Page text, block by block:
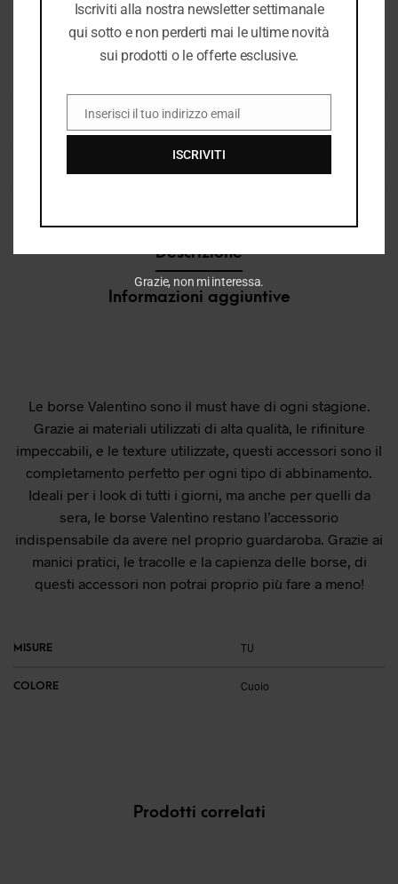
BORSE & ACCESSORI DONNA ,BORSE DONNA
E26,E26 DONNA,NUOVI ARRIVI
Descrizione
Informazioni aggiuntive
Le borse Valentino sono il must have di ogni stagione.
Grazie ai materiali utilizzati di alta qualità, le rifiniture
impeccabili, e le texture utilizzate, questi accessori sono il
completamento perfetto per ogni tipo di abbinamento.
Ideali per i look di tutti i giorni, ma anche per quelli da
sera, le borse Valentino restano l’accessorio
indispensabile da avere nel proprio guardaroba. Grazie ai
manici pratici, le tracolle e la capienza delle borse, di
questi accessori non potrai proprio più fare a meno!
MISURE TU
COLORE Cuoio
Prodotti correlati
Iscriviti alla nostra newsletter settimanale
qui sotto e non perderti mai le ultime novità
sui prodotti o le offerte esclusive.
EMAIL
Inserisci il tuo indirizzo email
ISCRIVITI
Grazie, non mi interessa.